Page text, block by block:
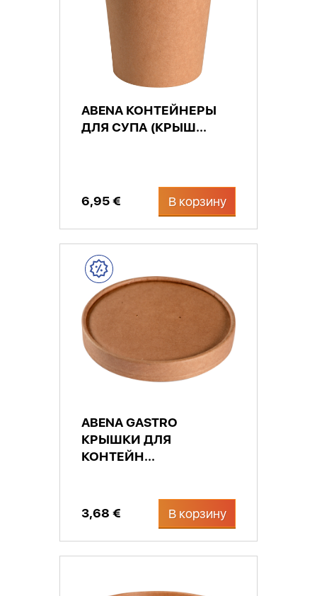
ABENA КОНТЕЙНЕРЫ
ДЛЯ СУПА (КРЫШ...
6,95 € В корзину
ABENA GASTRO
КРЫШКИ ДЛЯ
КОНТЕЙН...
3,68 € В корзину